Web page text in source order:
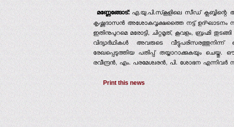
മണ്ണേങ്ങോട്:എ.യു.പി.സ്‌കൂളിലെ സീഡ് ക്ലബ്ബിന്റെ
കൃഷ്ണദാസന്‍ അശോകവൃക്ഷത്തൈ നട്ട് ഉദ്ഘാടനം
ഇതിനുപുറമെ മരോട്ടി, ചിറ്റമൃത്, കൂവളം, ബ്രഹ്മി
വിദ്യാര്‍ഥികള്‍ അവരുടെ
രേഖപ്പെടുത്തിയ പതിപ്പ് തയ്യാറാക്കുകയും
രവീന്ദ്രന്‍, എം. പരമേശ്വരന്‍, പി. ശോഭന എന്നിവര്‍
Print this news